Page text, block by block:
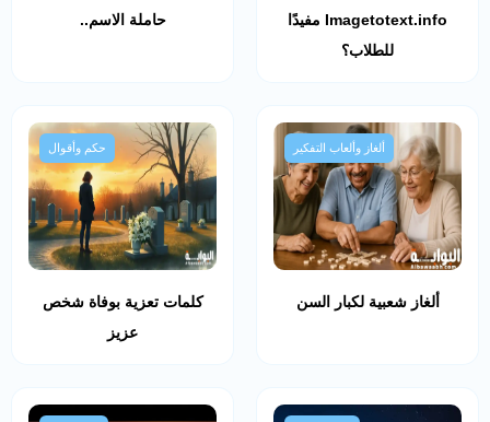
Imagetotext.info مفيدًا
للطلاب؟
حاملة الاسم..
ألغاز وألعاب التفكير
ألغاز شعبية لكبار السن
حكم وأقوال
كلمات تعزية بوفاة شخص
عزيز